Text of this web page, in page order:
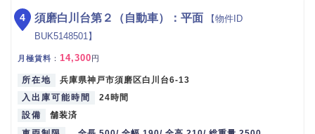
須磨白川台第２（自動車）：平面
【物件ID
BUK5148501】
月極賃料 ： 14,300円
所在地
兵庫県神戸市須磨区白川台6-13
入出庫可能時間
24時間
設備
舗装済
4